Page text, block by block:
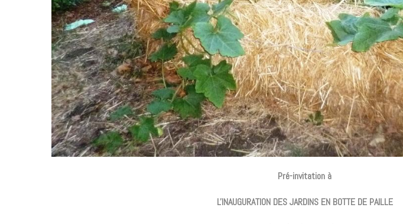
Pré-invitation à
L'INAUGURATION DES JARDINS EN BOTTE DE PAILLE